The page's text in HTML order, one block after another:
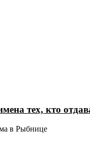
тех, кто
в Рыбнице